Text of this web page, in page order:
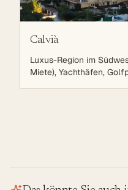
Calvià
Luxus-Region im
Miete), Yachthäfen,